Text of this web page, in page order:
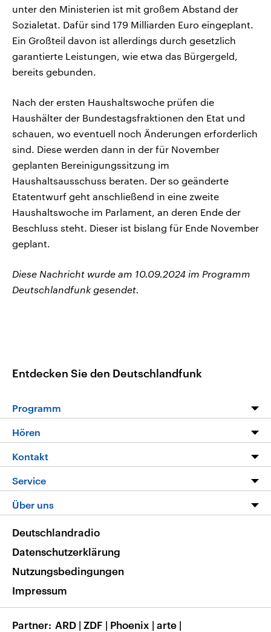
unter den Ministerien ist mit großem Abstand der
Sozialetat. Dafür sind 179 Milliarden Euro eingeplant.
Ein Großteil davon ist allerdings durch gesetzlich
garantierte Leistungen, wie etwa das Bürgergeld,
bereits gebunden.
Nach der ersten Haushaltswoche prüfen die
Haushälter der Bundestagsfraktionen den Etat und
schauen, wo eventuell noch Änderungen erforderlich
sind. Diese werden dann in der für November
geplanten Bereinigungssitzung im
Haushaltsausschuss beraten. Der so geänderte
Etatentwurf geht anschließend in eine zweite
Haushaltswoche im Parlament, an deren Ende der
Beschluss steht. Dieser ist bislang für Ende November
geplant.
Diese Nachricht wurde am 10.09.2024 im Programm
Deutschlandfunk gesendet.
Entdecken Sie den Deutschlandfunk
Programm
Programm
Die Nachrichten
Nachrichtenleicht
Neue Beiträge auf dlf.de
Hören
Livestream
Podcasts
Deutschlandfunk App
Nachrichten App
Frequenzen
Kontakt
Hörerservice
Service
FAQ
Veranstaltungen
Musikliste
RSS
Über uns
Barrierefreiheit
Deutschlandradio
Datenschutzerklärung
Nutzungsbedingungen
Impressum
Partner ARD | ZDF | Phoenix | arte |